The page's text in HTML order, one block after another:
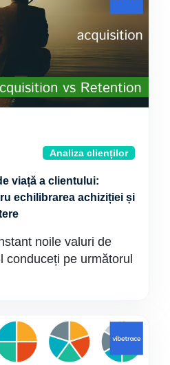
Analiza clienților
viață a clientului:
echilibrarea achiziției și
noile valuri de
conduceți pe următorul